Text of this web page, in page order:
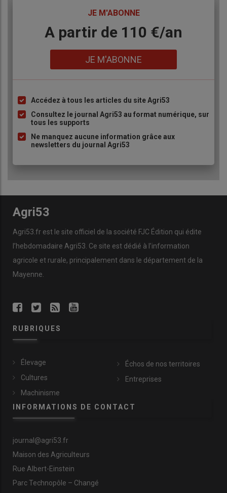
JE M'ABONNE
BodyA partir de 110 €/an
JE M'ABONNE
Liste
à
puce
Accédez à tous les articles du site Agri53
Consultez le journal Agri53 au format numérique, sur
tous les supports
Ne manquez aucune information grâce aux
newsletters du journal Agri53
Agri53
Agri53.fr est le site officiel de la société FJC Édition qui édite
l’hebdomadaire Agri53. Ce site est dédié à l’information
agricole et rurale, principalement dans le département de la
Mayenne.
RUBRIQUES
Élevage
Cultures
Machinisme
Échos de nos territoires
Entreprises
INFORMATIONS DE CONTACT
journal@agri53.fr
Maison des Agriculteurs
Rue Albert-Einstein
Parc Technopôle – Changé